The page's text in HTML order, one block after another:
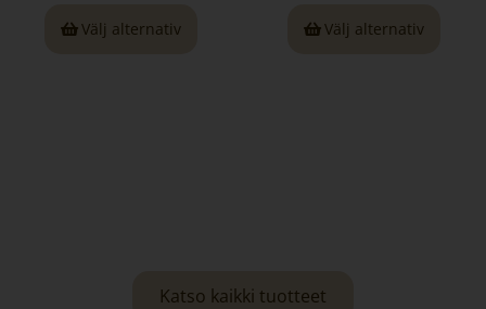
Välj alternativ Välj alternativ
Katso kaikki tuotteet